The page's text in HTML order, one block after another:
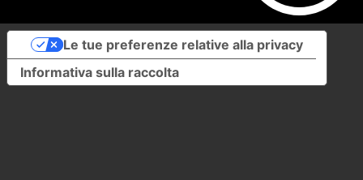
Informativa sulla raccolta
Le tue preferenze relative alla privacy